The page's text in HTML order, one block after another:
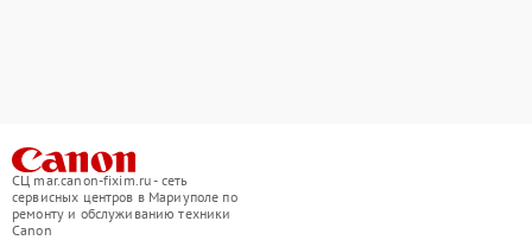
СЦ mar.canon-fixim.ru - сеть
сервисных центров в Мариуполе по
ремонту и обслуживанию техники
Canon